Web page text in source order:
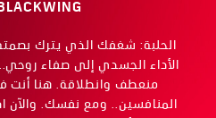
الحلبة: شغفك الذي يترك
الأداء الجسدي إلى صفاء
منعطف وانطلاقة. هنا أنت
المنافسين.. ومع نفسك.